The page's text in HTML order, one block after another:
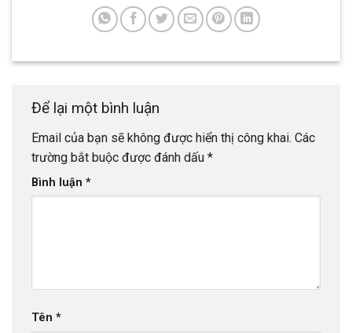
Để lại một bình luận
Email của bạn sẽ không được hiển thị công khai. Các
trường bắt buộc được đánh dấu *
Bình luận *
Tên *